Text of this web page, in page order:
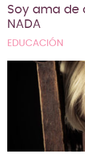
Soy ama de
NADA
EDUCACIÓN